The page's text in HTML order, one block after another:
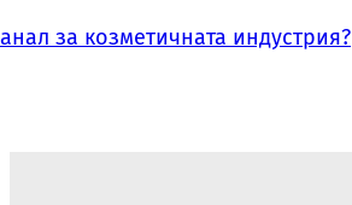
за козметичната индустрия?